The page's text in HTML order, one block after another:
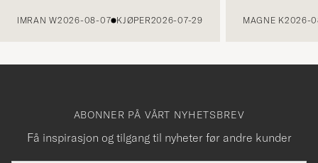
IMRAN W2026-08-07 KJØPER2026-07-29 MAGNE K2026-
ABONNER PÅ VÅRT NYHETSBREV
Få inspirasjon og tilgang til nyheter før andre kunder